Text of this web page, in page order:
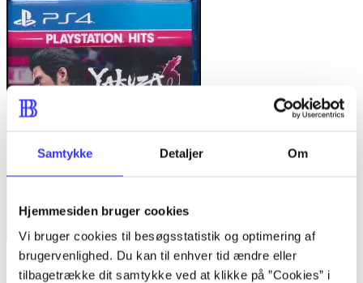
Samtykke Detaljer Om
Hjemmesiden bruger cookies
Vi bruger cookies til besøgsstatistik og optimering af
brugervenlighed. Du kan til enhver tid ændre eller
tilbagetrække dit samtykke ved at klikke på ”Cookies” i
Yakuza 6 - the song of life